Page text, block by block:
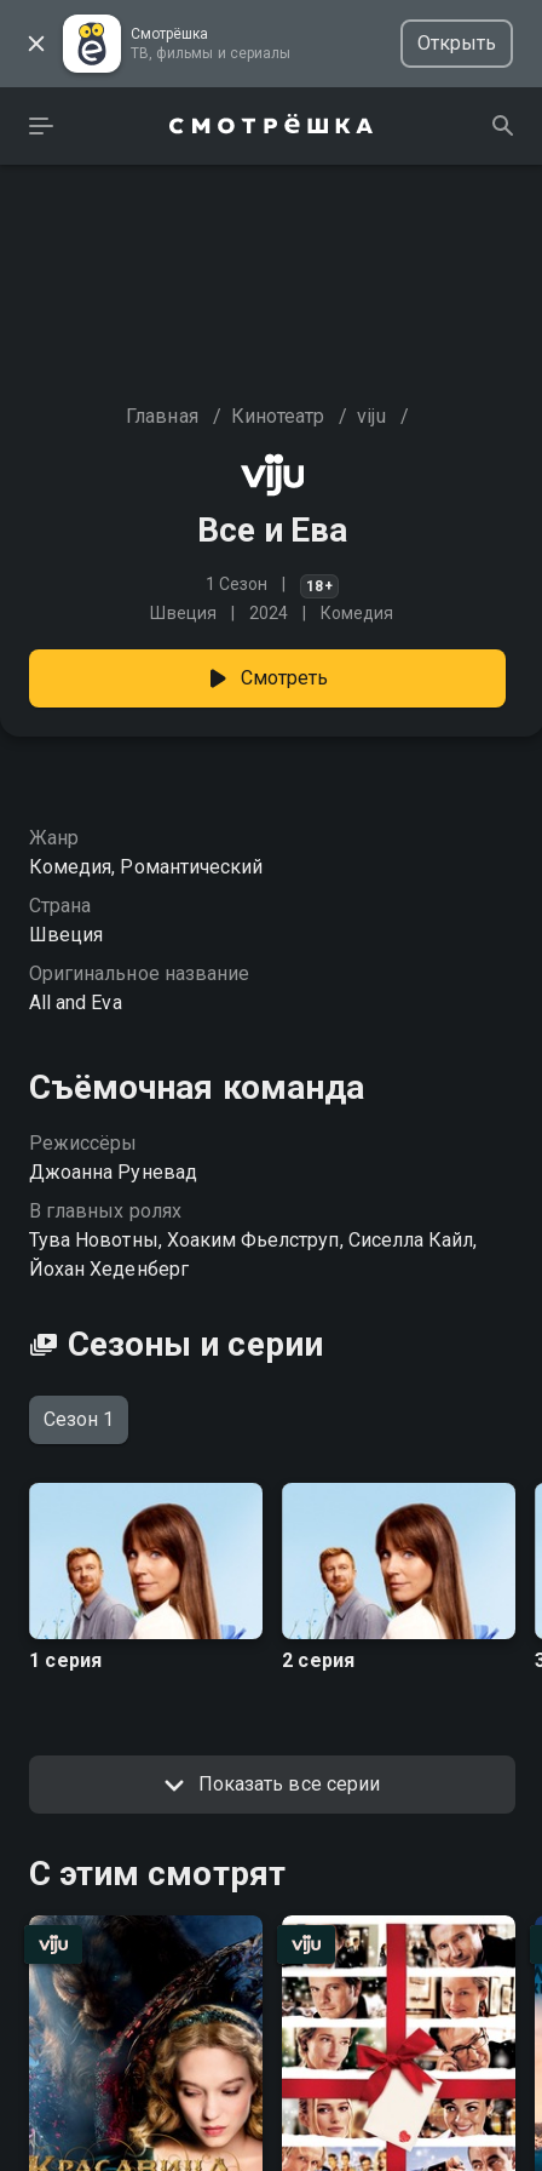
Смотрёшка
ТВ, фильмы и сериалы
Открыть
Главная / Кинотеатр / viju /
Все и Ева
1 Сезон 18+
Швеция 2024 Комедия
Смотреть
Жанр
Комедия, Романтический
Страна
Швеция
Оригинальное название
All and Eva
Съёмочная команда
Режиссёры
Джоанна Руневад
В главных ролях
Тува Новотны, Хоаким Фьелструп, Сиселла Кайл,
Йохан Хеденберг
Сезоны и серии
Сезон 1
1 серия 2 серия
Показать все серии
С этим смотрят